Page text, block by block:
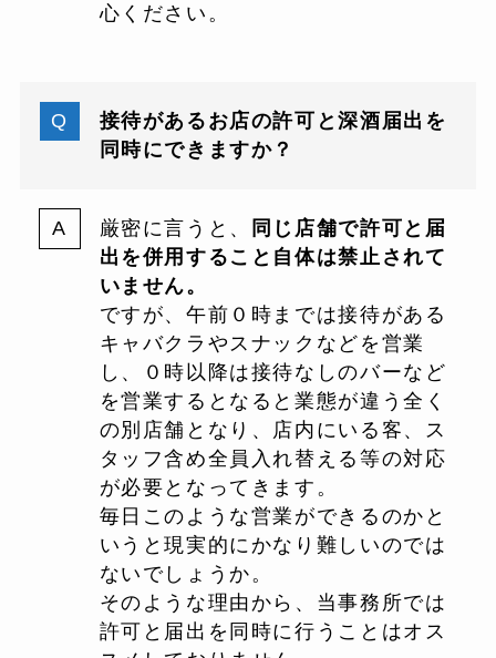
心ください。
接待があるお店の許可と深酒届出を
同時にできますか？
厳密に言うと、
同じ店舗で許可と届
出を併用すること自体は禁止されて
いません。
ですが、午前０時までは接待がある
キャバクラやスナックなどを営業
し、０時以降は接待なしのバーなど
を営業するとなると業態が違う全く
の別店舗となり、店内にいる客、ス
タッフ含め全員入れ替える等の対応
が必要となってきます。
毎日このような営業ができるのかと
いうと現実的にかなり難しいのでは
ないでしょうか。
そのような理由から、当事務所では
許可と届出を同時に行うことはオス